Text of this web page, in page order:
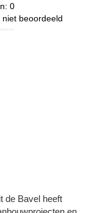
0
niet beoordeeld
de Bavel heeft